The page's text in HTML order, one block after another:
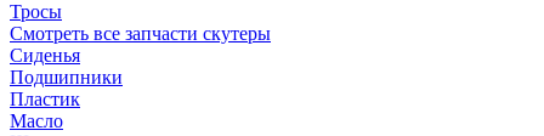
Тросы
Смотреть все запчасти скутеры
Сиденья
Подшипники
Пластик
Масло